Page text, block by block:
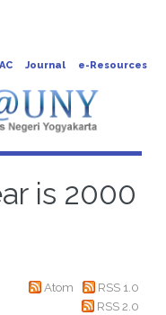
Journal e-Resources
is 2000
Atom
RSS 1.0
RSS 2.0